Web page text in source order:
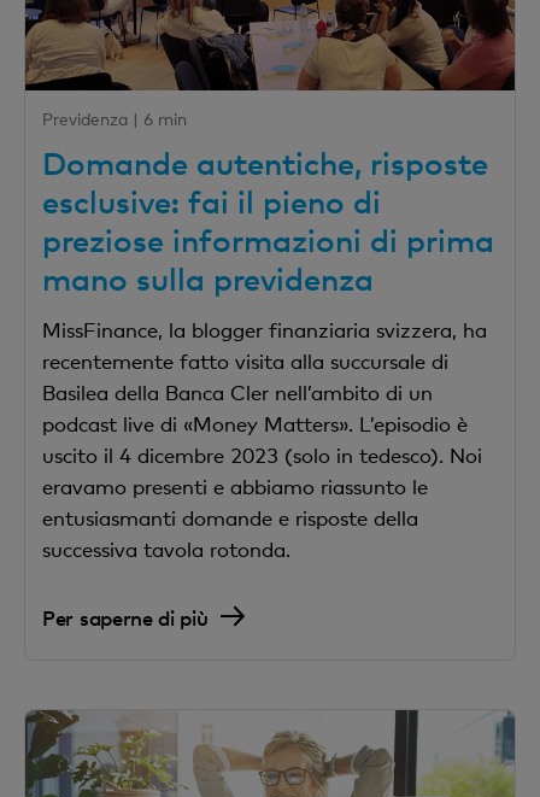
Previdenza | 6 min
Domande autentiche, risposte
esclusive: fai il pieno di
preziose informazioni di prima
mano sulla previdenza
MissFinance, la blogger finanziaria svizzera, ha
recentemente fatto visita alla succursale di
Basilea della Banca Cler nell’ambito di un
podcast live di «Money Matters». L’episodio è
uscito il 4 dicembre 2023 (solo in tedesco). Noi
eravamo presenti e abbiamo riassunto le
entusiasmanti domande e risposte della
successiva tavola rotonda.
Per saperne di più